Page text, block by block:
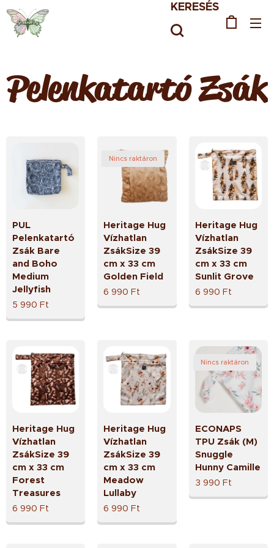
KERESÉS
Pelenkatartó Zsák
PUL
Pelenkatartó
Zsák Bare
and Boho
Medium
Jellyfish
5 990 Ft
Heritage Hug
Vízhatlan
ZsákSize 39
cm x 33 cm
Golden Field
Nincs raktáron
6 990 Ft
Heritage Hug
Vízhatlan
ZsákSize 39
cm x 33 cm
Sunlit Grove
6 990 Ft
Heritage Hug
Vízhatlan
ZsákSize 39
cm x 33 cm
Forest
Treasures
6 990 Ft
Heritage Hug
Vízhatlan
ZsákSize 39
cm x 33 cm
Meadow
Lullaby
6 990 Ft
ECONAPS
TPU Zsák (M)
Snuggle
Hunny Camille
Nincs raktáron
3 990 Ft